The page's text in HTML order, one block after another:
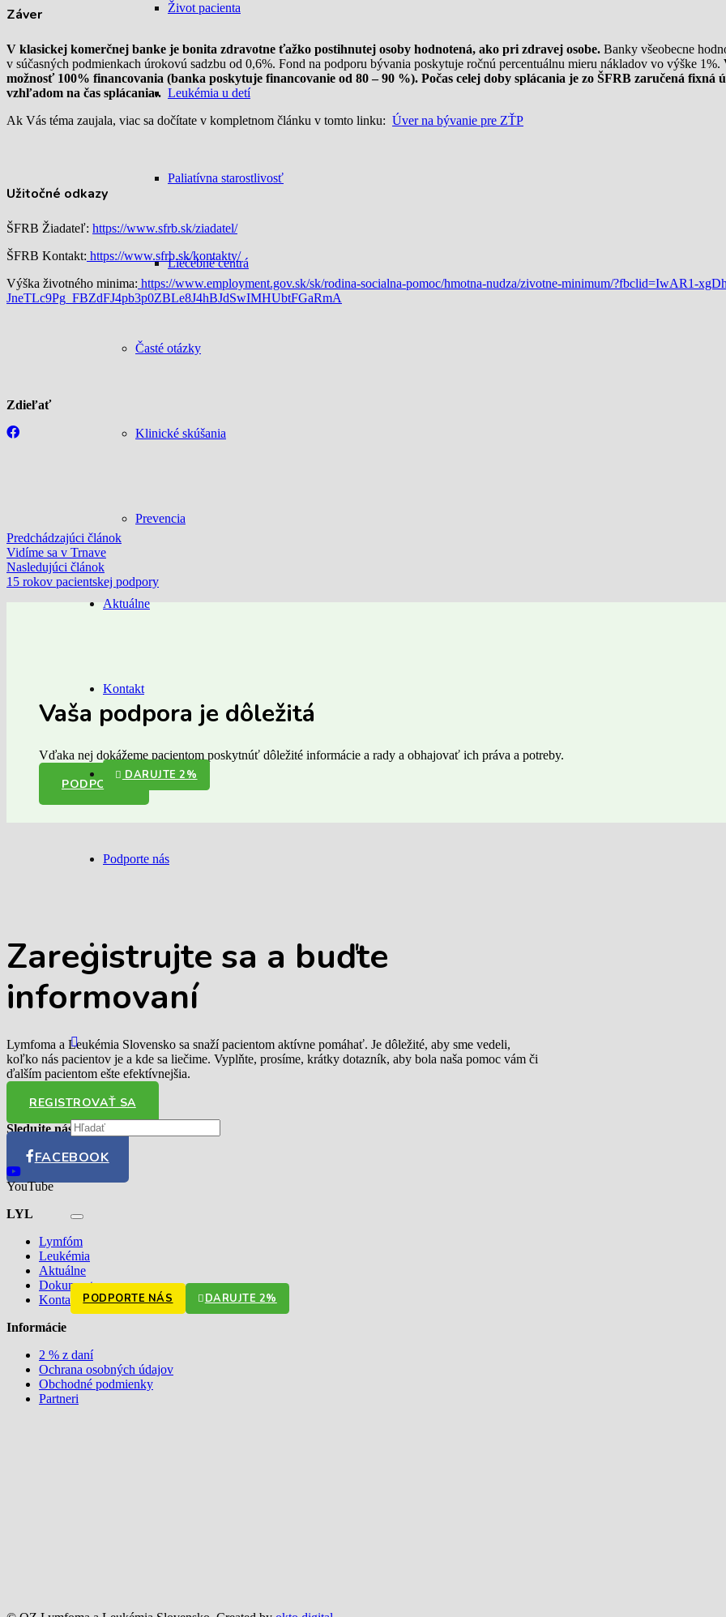
Život pacienta
Leukémia u detí
Paliatívna starostlivosť
Liečebné centrá
Časté otázky
Klinické skúšania
Prevencia
Aktuálne
Kontakt
DARUJTE 2%
Podporte nás
PODPORTE NÁS DARUJTE 2%
Záver
V klasickej komerčnej banke je bonita zdravotne ťažko postihnutej osoby hodnotená, ako pri zdravej osobe. Banky všeobecne
v súčasných podmienkach úrokovú sadzbu od 0,6%. Fond na podporu bývania poskytuje ročnú percentuálnu mieru nákladov vo výške 1%.
možnosť 100% financovania (banka poskytuje financovanie od 80 – 90 %). Počas celej doby splácania je zo ŠFRB zaručená fixná
vzhľadom na čas splácania..
Ak Vás téma zaujala, viac sa dočítate v kompletnom článku v tomto linku: Úver na bývanie pre ZŤP
Užitočné odkazy
ŠFRB Žiadateľ: https://www.sfrb.sk/ziadatel/
ŠFRB Kontakt: https://www.sfrb.sk/kontakty/
Výška životného minima: https://www.employment.gov.sk/sk/rodina-socialna-pomoc/hmotna-nudza/zivotne-minimum/?fbclid=IwAR1-
JneTLc9Pg_FBZdFJ4pb3p0ZBLe8J4hBJdSwIMHUbtFGaRmA
Zdieľať
Predchádzajúci článok
Vidíme sa v Trnave
Nasledujúci článok
15 rokov pacientskej podpory
Vaša podpora je dôležitá
Vďaka nej dokážeme pacientom poskytnúť dôležité informácie a rady a obhajovať ich práva a potreby.
PODPORIŤ
Zaregistrujte sa a buďte
informovaní
Lymfoma a Leukémia Slovensko sa snaží pacientom aktívne pomáhať. Je dôležité, aby sme vedeli,
koľko nás pacientov je a kde sa liečime. Vyplňte, prosíme, krátky dotazník, aby bola naša pomoc vám či
ďalším pacientom ešte efektívnejšia.
REGISTROVAŤ SA
Sledujte nás
FACEBOOK
YouTube
LYL
Lymfóm
Leukémia
Aktuálne
Dokumenty
Kontakt
Informácie
2 % z daní
Ochrana osobných údajov
Obchodné podmienky
Partneri